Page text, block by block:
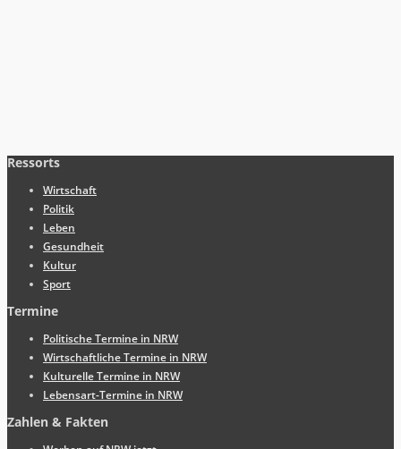
Ressorts
Wirtschaft
Politik
Leben
Gesundheit
Kultur
Sport
Termine
Politische Termine in NRW
Wirtschaftliche Termine in NRW
Kulturelle Termine in NRW
Lebensart-Termine in NRW
Zahlen & Fakten